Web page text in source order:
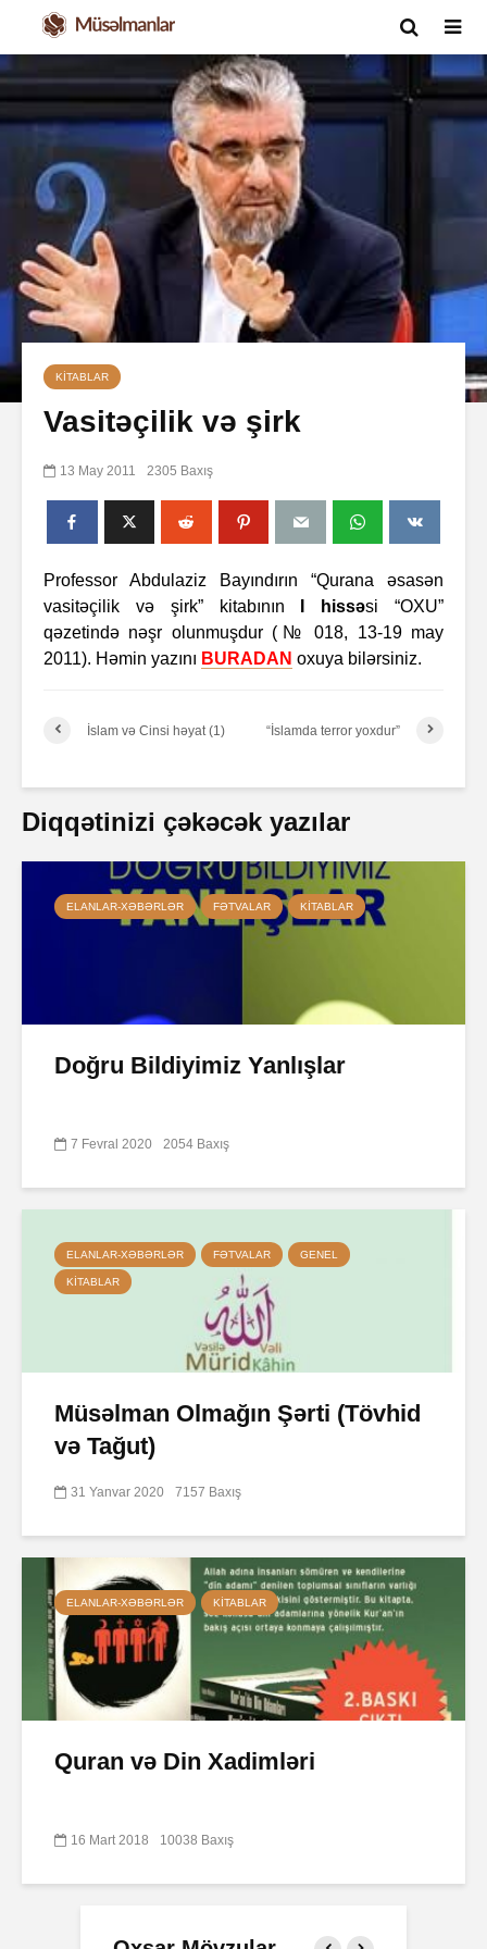
KITABLAR
Vasitəçilik və şirk
13 May 2011 2305 Baxış
Professor Abdulaziz Bayındırın “Qurana əsasən
vasitəçilik və şirk” kitabının
I hissəsi “OXU”
qəzetində nəşr olunmuşdur (№ 018, 13-19 may
2011). Həmin yazını BURADAN oxuya bilərsiniz.
İslam və Cinsi həyat (1) “İslamda terror yoxdur”
Diqqətinizi çəkəcək yazılar
ELANLAR-XƏBƏRLƏR FƏTVALAR KITABLAR
Doğru Bildiyimiz Yanlışlar
7 Fevral 2020 2054 Baxış
ELANLAR-XƏBƏRLƏR FƏTVALAR GENEL
KITABLAR
Müsəlman Olmağın Şərti (Tövhid
və Tağut)
31 Yanvar 2020 7157 Baxış
ELANLAR-XƏBƏRLƏR KITABLAR
Quran və Din Xadimləri
16 Mart 2018 10038 Baxış